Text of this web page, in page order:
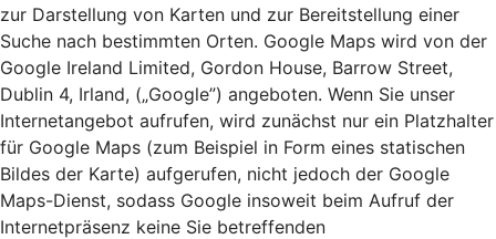
zur Darstellung von Karten und zur Bereitstellung einer
Suche nach bestimmten Orten. Google Maps wird von der
Google Ireland Limited, Gordon House, Barrow Street,
Dublin 4, Irland, („Google”) angeboten. Wenn Sie unser
Internetangebot aufrufen, wird zunächst nur ein Platzhalter
für Google Maps (zum Beispiel in Form eines statischen
Bildes der Karte) aufgerufen, nicht jedoch der Google
Maps-Dienst, sodass Google insoweit beim Aufruf der
Internetpräsenz keine Sie betreffenden